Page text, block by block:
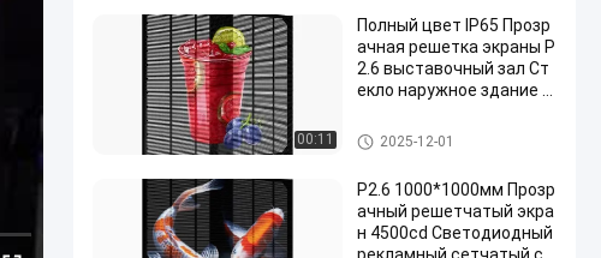
00:11
Полный цвет IP65 Прозр
ачная решетка экраны P
2.6 выставочный зал Ст
екло наружное здание о
лей
Светодиодный экран решетк
и
2025-12-01
P2.6 1000*1000мм Прозр
ачный решетчатый экра
н 4500cd Светодиодный